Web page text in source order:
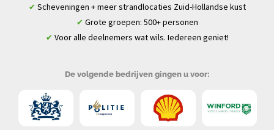
✔ Scheveningen + meer strandlocaties Zuid-Hollandse kust
✔ Grote groepen: 500+ personen
✔ Voor alle deelnemers wat wils. Iedereen geniet!
De volgende bedrijven gingen u voor: